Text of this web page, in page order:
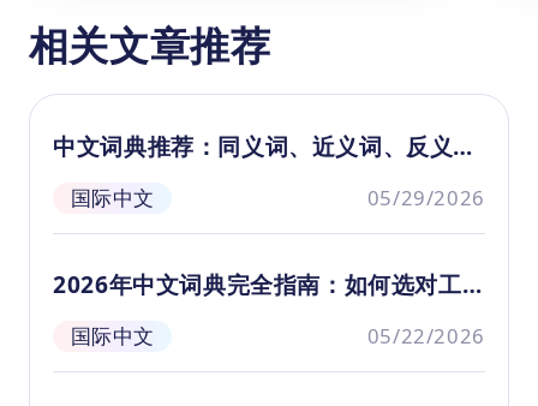
中文识字游戏卡之《人物衣服识字
卡》
想要让孩子在玩中学,在乐中记忆学习人
试试这套精心设计的中文识字游戏卡系
列资源——《人物衣服识字卡》吧！这
款汉字识字卡内容丰富，涵盖了各种不
同职业和身份的人物以及他们常穿的各
类服饰。孩子在观察图片、猜测汉字的
过程中，不仅能逐步掌握这些生词，还
能培养观察力、思考能力和中文表达能
PDF
相关文章推荐
中文词典推荐：同义词、近义词、反义词
国际中文 05/29/2026
2026年中文词典完全指南：如何选对工
具快速提升词汇量
国际中文 05/22/2026